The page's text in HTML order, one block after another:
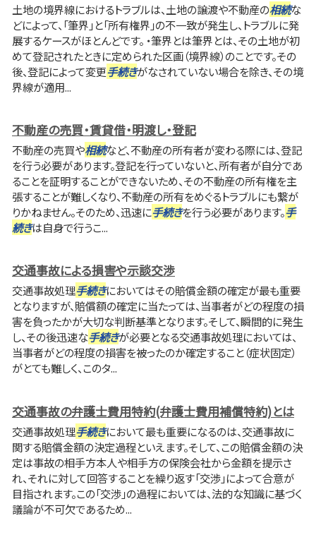
土地の境界線におけるトラブルは、土地の譲渡や不動産の相続な
どによって、「筆界」と「所有権界」の不一致が発生し、トラブルに発
展するケースがほとんどです。 ・筆界とは筆界とは、その土地が初
めて登記されたときに定められた区画（境界線）のことです。その
後、登記によって変更手続きがなされていない場合を除き、その境
界線が適用...
不動産の売買・賃貸借・明渡し・登記
不動産の売買や相続など、不動産の所有者が変わる際には、登記
を行う必要があります。登記を行っていないと、所有者が自分であ
ることを証明することができないため、その不動産の所有権を主
張することが難しくなり、不動産の所有をめぐるトラブルにも繋が
りかねません。そのため、迅速に手続きを行う必要があります。手
続きは自身で行うこ...
交通事故による損害や示談交渉
交通事故処理手続きにおいてはその賠償金額の確定が最も重要
となりますが、賠償額の確定に当たっては、当事者がどの程度の損
害を負ったかが大切な判断基準となります。そして、瞬間的に発生
し、その後迅速な手続きが必要となる交通事故処理においては、
当事者がどの程度の損害を被ったのか確定すること（症状固定）
がとても難しく、このタ...
交通事故の弁護士費用特約(弁護士費用補償特約)とは
交通事故処理手続きにおいて最も重要になるのは、交通事故に
関する賠償金額の決定過程といえます。そして、この賠償金額の決
定は事故の相手方本人や相手方の保険会社から金額を提示さ
れ、それに対して回答することを繰り返す「交渉」によって合意が
目指されます。この「交渉」の過程においては、法的な知識に基づく
議論が不可欠であるため...